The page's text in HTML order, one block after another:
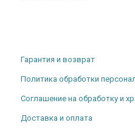
Гарантия и возврат
Политика обработки
Соглашение на обработку и
Доставка и оплата